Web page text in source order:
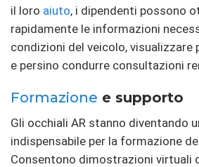
il loro aiuto, i dipendenti possono
rapidamente le informazioni
condizioni del veicolo, visualizzare
e persino condurre consultazioni
Formazione e supporto
Gli occhiali AR stanno diventando
indispensabile per la formazione
Consentono dimostrazioni virtuali